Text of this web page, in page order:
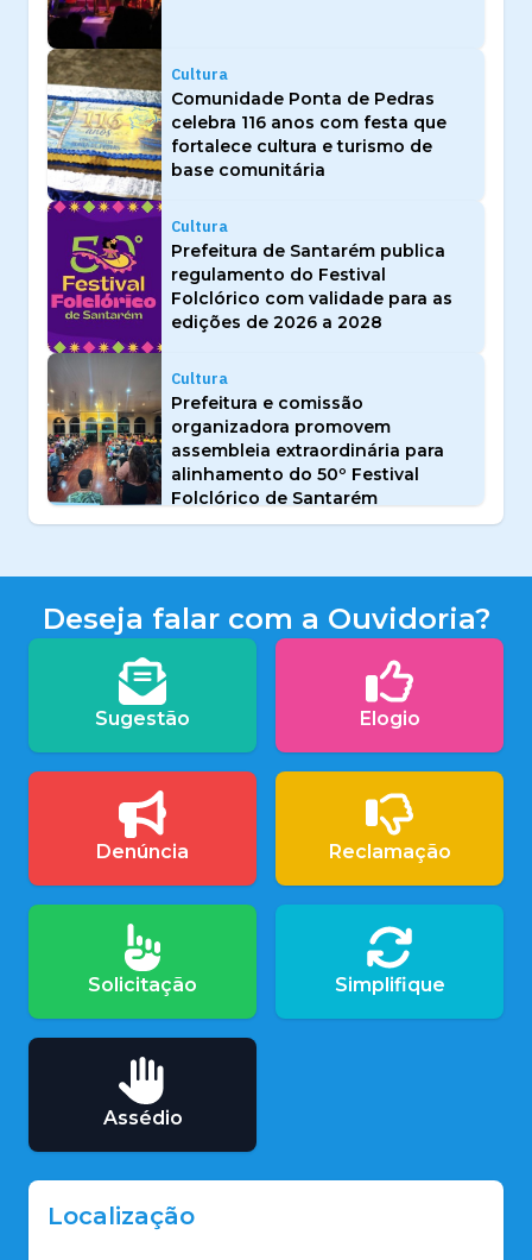
Cultura
Comunidade Ponta de Pedras
celebra 116 anos com festa que
fortalece cultura e turismo de
base comunitária
Cultura
Prefeitura de Santarém publica
regulamento do Festival
Folclórico com validade para as
edições de 2026 a 2028
Cultura
Prefeitura e comissão
organizadora promovem
assembleia extraordinária para
alinhamento do 50º Festival
Folclórico de Santarém
Deseja falar com a Ouvidoria?
Sugestão Elogio
Denúncia Reclamação
Solicitação Simplifique
Assédio
Localização